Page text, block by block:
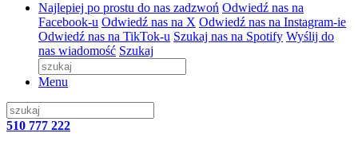
Najlepiej po prostu do nas zadzwoń Odwiedź nas na
Facebook-u Odwiedź nas na X Odwiedź nas na Instagram-ie
Odwiedź nas na TikTok-u Szukaj nas na Spotify Wyślij do
nas wiadomość Szukaj
Menu
510 777 222